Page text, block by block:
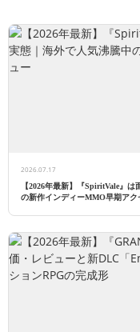
2026.07.17
【2026年最新】『SpiritVale』
の新作インディーMMO早期アク